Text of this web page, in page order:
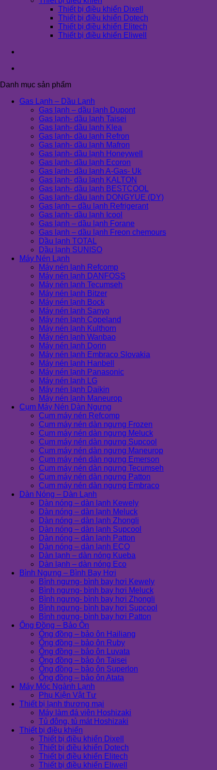
Thiết bị điều khiển Dixell
Thiết bị điều khiển Dotech
Thiết bị điều khiển Elitech
Thiết bị điều khiển Eliwell
Danh mục sản phẩm
Gas Lạnh – Dầu Lạnh
Gas lạnh – dầu lạnh Dupont
Gas lạnh- dầu lạnh Taisei
Gas lạnh- dầu lạnh Klea
Gas lạnh- dầu lạnh Refron
Gas lạnh- dầu lạnh Mafron
Gas lạnh- dầu lạnh Honeywell
Gas lạnh- dầu lạnh Ecoron
Gas lạnh- dầu lạnh A-Gas- Uk
Gas lạnh- dầu lạnh KALTON
Gas lạnh- dầu lạnh BESTCOOL
Gas lạnh- dầu lạnh DONGYUE (DY)
Gas lạnh – dầu lạnh Refrigerant
Gas lạnh- dầu lạnh Icool
Gas lạnh – dầu lạnh Forane
Gas lạnh – dầu lạnh Freon chemours
Dầu lạnh TOTAL
Dầu lạnh SUNISO
Máy Nén Lạnh
Máy nén lạnh Refcomp
Máy nén lạnh DANFOSS
Máy nén lạnh Tecumseh
Máy nén lạnh Bitzer
Máy nén lạnh Bock
Máy nén lạnh Sanyo
Máy nén lạnh Copeland
Máy nén lạnh Kulthorn
Máy nén lạnh Wanbao
Máy nén lạnh Dorin
Máy nén lạnh Embraco Slovakia
Máy nén lạnh Hanbell
Máy nén lạnh Panasonic
Máy nén lạnh LG
Máy nén lạnh Daikin
Máy nén lạnh Maneurop
Cụm Máy Nén Dàn Ngưng
Cụm máy nén Refcomp
Cụm máy nén dàn ngưng Frozen
Cụm máy nén dàn ngưng Meluck
Cụm máy nén dàn ngưng Supcool
Cụm máy nén dàn ngưng Maneurop
Cụm máy nén dàn ngưng Emerson
Cụm máy nén dàn ngưng Tecumseh
Cụm máy nén dàn ngưng Patton
Cụm máy nén dàn ngưng Embraco
Dàn Nóng – Dàn Lạnh
Dàn nóng – dàn lạnh Kewely
Dàn nóng – dàn lạnh Meluck
Dàn nóng – dàn lạnh Zhongli
Dàn nóng – dàn lạnh Supcool
Dàn nóng – dàn lạnh Patton
Dàn nóng – dàn lạnh ECO
Dàn lạnh – dàn nóng Kueba
Dàn lạnh – dàn nóng Eco
Bình Ngưng – Bình Bay Hơi
Bình ngưng- bình bay hơi Kewely
Bình ngưng- bình bay hơi Meluck
Bình ngưng- bình bay hơi Zhongli
Bình ngưng- bình bay hơi Supcool
Bình ngưng- bình bay hơi Patton
Ống Đồng – Bảo Ôn
Ống đồng – bảo ôn Hailiang
Ống đồng – bảo ôn Ruby
Ống đồng – bảo ôn Luvata
Ống đồng – bảo ôn Taisei
Ống đồng – bảo ôn Superlon
Ống đồng – bảo ôn Atata
Máy Móc Ngành Lạnh
Phụ Kiện Vật Tư
Thiết bị lạnh thương mại
Máy làm đá viên Hoshizaki
Tủ đông, tủ mát Hoshizaki
Thiết bị điều khiển
Thiết bị điều khiển Dixell
Thiết bị điều khiển Dotech
Thiết bị điều khiển Elitech
Thiết bị điều khiển Eliwell